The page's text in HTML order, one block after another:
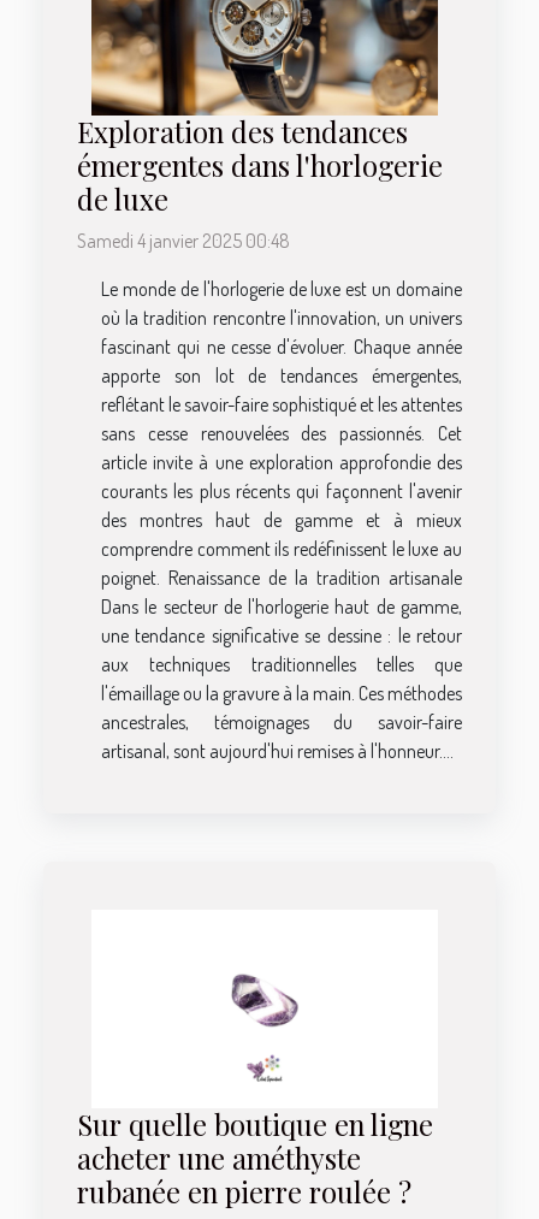
Exploration des tendances
émergentes dans l'horlogerie
de luxe
Samedi 4 janvier 2025 00:48
Le monde de l'horlogerie de luxe est un domaine
où la tradition rencontre l'innovation, un univers
fascinant qui ne cesse d'évoluer. Chaque année
apporte son lot de tendances émergentes,
reflétant le savoir-faire sophistiqué et les attentes
sans cesse renouvelées des passionnés. Cet
article invite à une exploration approfondie des
courants les plus récents qui façonnent l'avenir
des montres haut de gamme et à mieux
comprendre comment ils redéfinissent le luxe au
poignet. Renaissance de la tradition artisanale
Dans le secteur de l'horlogerie haut de gamme,
une tendance significative se dessine : le retour
aux techniques traditionnelles telles que
l'émaillage ou la gravure à la main. Ces méthodes
ancestrales, témoignages du savoir-faire
artisanal, sont aujourd'hui remises à l'honneur....
Sur quelle boutique en ligne
acheter une améthyste
rubanée en pierre roulée ?